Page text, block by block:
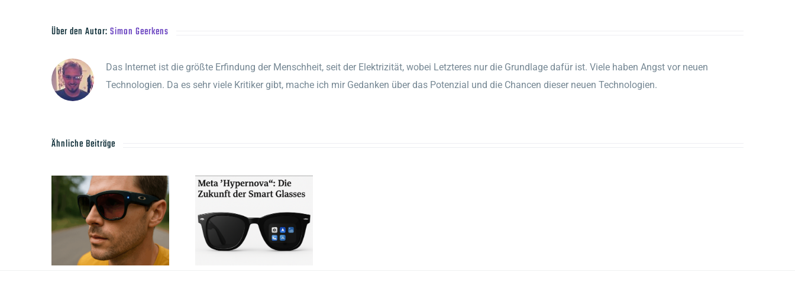
Über den Autor:Simon Geerkens
Das Internet ist die größte Erfindung der Menschheit, seit der Elektrizität, wobei Letzteres nur die Grundlage dafür ist. Viele haben Angst vor neuen
Technologien. Da es sehr viele Kritiker gibt, mache ich mir Gedanken über das Potenzial und die Chancen dieser neuen Technologien.
Ähnliche Beiträge